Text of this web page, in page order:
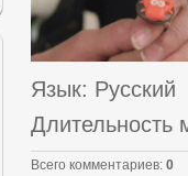
Язык: Русский
Длительность
Всего комментариев: 0